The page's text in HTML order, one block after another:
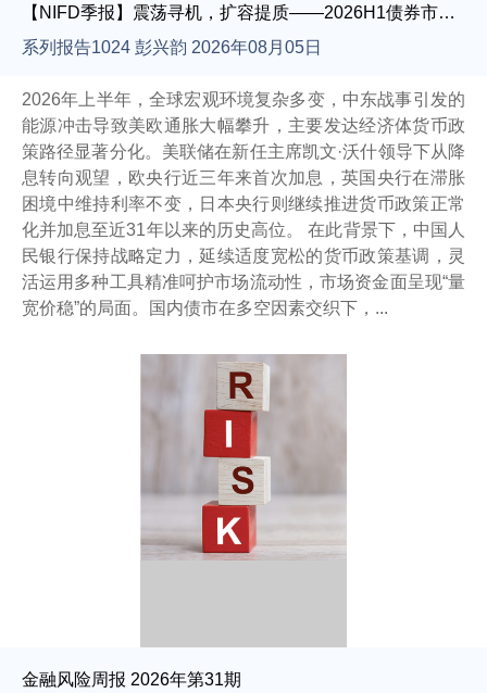
【NIFD季报】震荡寻机，扩容提质——2026H1债券市场报告
系列报告1024 彭兴韵 2026年08月05日
2026年上半年，全球宏观环境复杂多变，中东战事引发的
能源冲击导致美欧通胀大幅攀升，主要发达经济体货币政
策路径显著分化。美联储在新任主席凯文·沃什领导下从降
息转向观望，欧央行近三年来首次加息，英国央行在滞胀
困境中维持利率不变，日本央行则继续推进货币政策正常
化并加息至近31年以来的历史高位。 在此背景下，中国人
民银行保持战略定力，延续适度宽松的货币政策基调，灵
活运用多种工具精准呵护市场流动性，市场资金面呈现“量
宽价稳”的局面。国内债市在多空因素交织下，...
金融风险周报 2026年第31期